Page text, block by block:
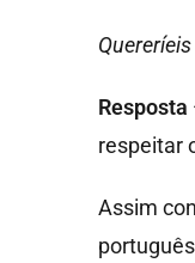
Resposta
respeitar
Assim